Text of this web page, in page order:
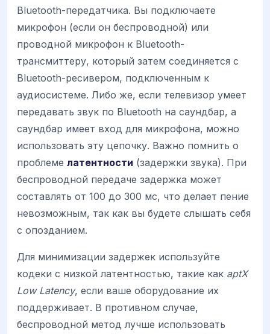
Bluetooth-передатчика. Вы подключаете
микрофон (если он беспроводной) или
проводной микрофон к Bluetooth-
трансмиттеру, который затем соединяется с
Bluetooth-ресивером, подключенным к
аудиосистеме. Либо же, если телевизор умеет
передавать звук по Bluetooth на саундбар, а
саундбар имеет вход для микрофона, можно
использовать эту цепочку. Важно помнить о
проблеме латентности (задержки звука). При
беспроводной передаче задержка может
составлять от 100 до 300 мс, что делает пение
невозможным, так как вы будете слышать себя
с опозданием.
Для минимизации задержек используйте
кодеки с низкой латентностью, такие как aptX
Low Latency, если ваше оборудование их
поддерживает. В противном случае,
беспроводной метод лучше использовать